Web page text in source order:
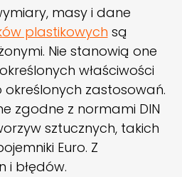
masy i dane
plastikowych są
Nie stanowią one
właściwości
zastosowań.
zgodne z normami DIN
sztucznych, takich
Euro. Z
i błędów.